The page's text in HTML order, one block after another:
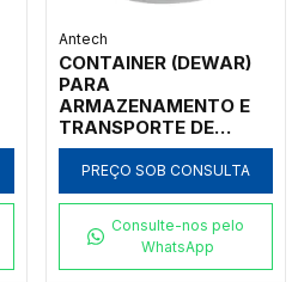
Antech
CONTAINER (DEWAR)
PARA
ARMAZENAMENTO E
TRANSPORTE DE
NITROGÊNIO LÍQUIDO,
35L, ALUMÍNIO,
BOMBA AUTOMÁTICA,
ALARME/MONITOR
TEMP E NÍVEL NL2
PREÇO SOB CONSULTA
Consulte-nos pelo
WhatsApp